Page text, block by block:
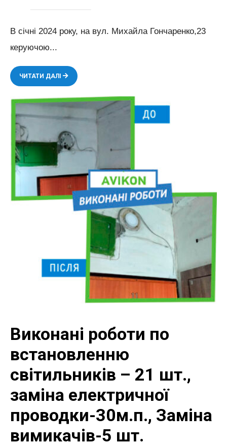
В січні 2024 року, на вул. Михайла Гончаренко,23
керуючою...
ЧИТАТИ ДАЛІ
ВИКОНАНІ
РОБОТИ
ПО
ВСТАНОВЛЕННЮ
СВІТИЛЬНИКІВ
Виконані роботи по
встановленню
світильників – 21 шт.,
заміна електричної
проводки-30м.п., Заміна
вимикачів-5 шт.